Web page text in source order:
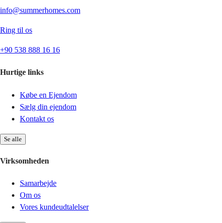
info@summerhomes.com
Ring til os
+90 538 888 16 16
Hurtige links
Købe en Ejendom
Sælg din ejendom
Kontakt os
Se alle
Virksomheden
Samarbejde
Om os
Vores kundeudtalelser